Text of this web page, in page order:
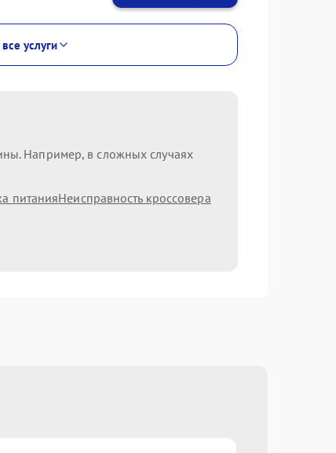
услуги
Например, в сложных случаях
питанияНеисправность кроссовера